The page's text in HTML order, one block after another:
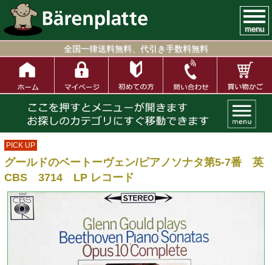
menu
全国一律送料無料、代引き手数料無料
PICK UP
グールドのベートーヴェン/ピアノソナタ第5-7番 英
CBS 3714 LP レコード